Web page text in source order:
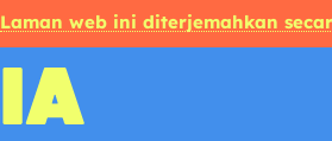
Laman web ini diterjemahkan